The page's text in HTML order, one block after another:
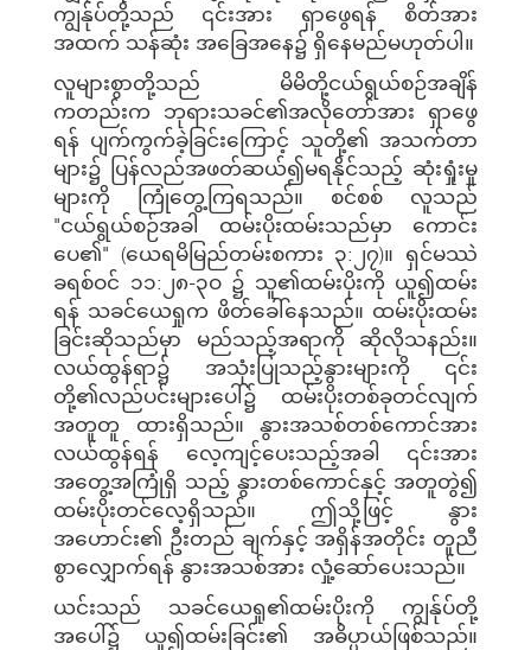
ကျွန်ုပ်တို့သည် ၎င်းအား ရှာဖွေရန် စိတ်အား
အထက် သန်ဆုံး အခြေအနေ၌ ရှိနေမည်မဟုတ်ပါ။
လူများစွာတို့သည် မိမိတို့ငယ်ရွယ်စဉ်အချိန်
ကတည်းက ဘုရားသခင်၏အလိုတော်အား ရှာဖွေ
ရန် ပျက်ကွက်ခဲ့ခြင်းကြောင့် သူတို့၏ အသက်တာ
များ၌ ပြန်လည်အဖတ်ဆယ်၍မရနိုင်သည့် ဆုံးရှုံးမှု
များကို ကြုံတွေ့ကြရသည်။ စင်စစ် လူသည်
"ငယ်ရွယ်စဉ်အခါ ထမ်းပိုးထမ်းသည်မှာ ကောင်း
ပေ၏" (ယေရမိမြည်တမ်းစကား ၃:၂၇)။ ရှင်မဿဲ
ခရစ်ဝင် ၁၁:၂၈-၃ဝ ၌ သူ၏ထမ်းပိုးကို ယူ၍ထမ်း
ရန် သခင်ယေရှုက ဖိတ်ခေါ်နေသည်။ ထမ်းပိုးထမ်း
ခြင်းဆိုသည်မှာ မည်သည့်အရာကို ဆိုလိုသနည်း။
လယ်ထွန်ရာ၌ အသုံးပြုသည့်နွားများကို ၎င်း
တို့၏လည်ပင်းများပေါ်၌ ထမ်းပိုးတစ်ခုတင်လျက်
အတူတူ ထားရှိသည်။ နွားအသစ်တစ်ကောင်အား
လယ်ထွန်ရန် လေ့ကျင့်ပေးသည့်အခါ ၎င်းအား
အတွေ့အကြုံရှိ သည့် နွားတစ်ကောင်နှင့် အတူတွဲ၍
ထမ်းပိုးတင်လေ့ရှိသည်။ ဤသို့ဖြင့် နွား
အဟောင်း၏ ဦးတည် ချက်နှင့် အရှိန်အတိုင်း တူညီ
စွာလျှောက်ရန် နွားအသစ်အား လှုံ့ဆော်ပေးသည်။
ယင်းသည် သခင်ယေရှု၏ထမ်းပိုးကို ကျွန်ုပ်တို့
အပေါ်၌ ယူ၍ထမ်းခြင်း၏ အဓိပ္ပာယ်ဖြစ်သည်။